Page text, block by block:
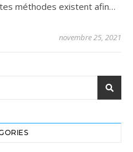
méthodes existent afin…
novembre 25, 2021